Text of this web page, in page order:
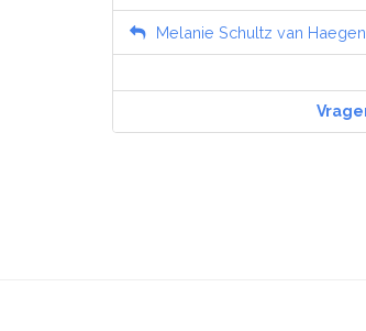
Melanie Schultz van Haegen